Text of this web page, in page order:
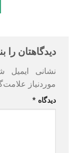
دیدگاهتان را
نشانی ایمیل
موردنیاز
دیدگاه*